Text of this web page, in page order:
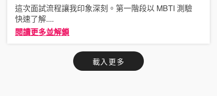
這次面試流程讓我印象深刻。第一階段以 MBTI 測驗
快速了解....
閱讀更多並解鎖
載入更多